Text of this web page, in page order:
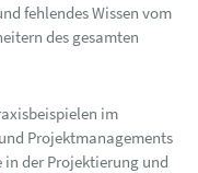
fehlendes Wissen vom
des gesamten
im
Projektmanagements
in der Projektierung und